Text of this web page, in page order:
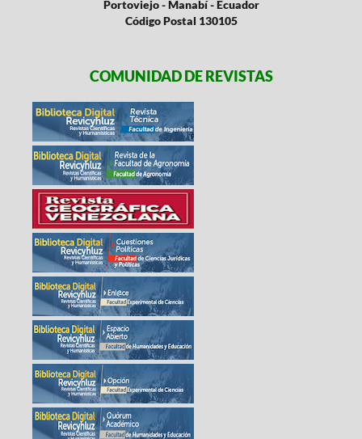
Portoviejo - Manabí - Ecuador
Código Postal 130105
COMUNIDAD DE REVISTAS